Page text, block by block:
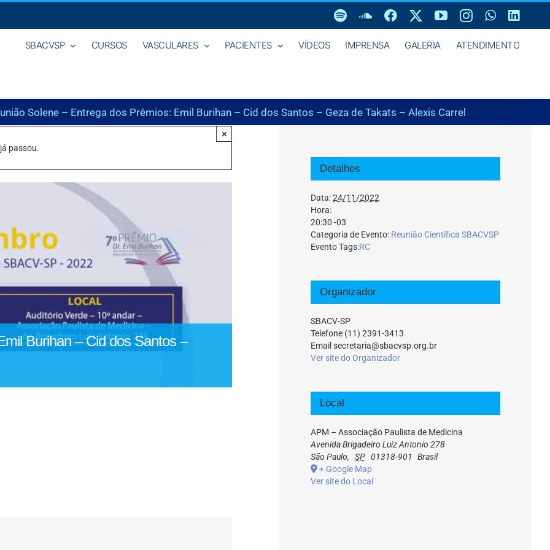
SpotifySoundCloud
FacebookYouTubeInstagram
SBACVSP CURSOS VASCULARES PACIENTES VÍDEOS IMPRENSA GALERIA ATENDIMENTO
Solene – Entrega dos Prêmios: Emil Burihan – Cid dos Santos – Geza de Takats – Alexis Carrel
passou.
×
Burihan – Cid dos Santos –
Detalhes
Data: 24/11/2022
Hora:
20:30-03
Categoria de Evento: Reunião Científica SBACVSP
Evento Tags:RC
Organizador
SBACV-SP
Telefone (11) 2391-3413
Emailsecretaria@sbacvsp.org.br
Ver site do Organizador
Local
APM – Associação Paulista de Medicina
Avenida Brigadeiro Luiz Antonio 278
São Paulo, SP 01318-901
Brasil
+ Google Map
Ver site do Local